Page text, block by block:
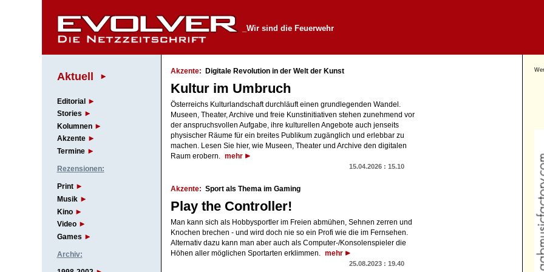
_Wir sind die Feuerwehr
Aktuell
Editorial
Stories
Kolumnen
Akzente
Termine
Rezensionen:
Print
Musik
Kino
Video
Games
Archiv:
Akzente: Digitale Revolution in der Welt der Kunst
Kultur im Umbruch
Österreichs Kulturlandschaft durchläuft einen grundlegenden Wandel.
Museen, Theater, Archive und freie Kunstinitiativen stehen zunehmend vor
der anspruchsvollen Aufgabe, ihre kulturellen Angebote auch jenseits
physischer Räume für ein breites Publikum zugänglich und erlebbar zu
machen. Lesen Sie hier, wie Museen, Theater und Archive den digitalen
Raum erobern.
mehr
15.04.2026 : 15.10
Akzente: Sport als Thema im Gaming
Play the Controller!
Man kann sich als Hobbysportler im Freien abmühen, Sehnen zerren und
Knochen brechen - und wird doch nie so ein Profi wie die im Fernsehen.
Alternativ dazu kann man aber auch als Computer-/Konsolenspieler die
Höhen aller möglichen Sportarten erklimmen.
mehr
25.08.2023 : 19.40